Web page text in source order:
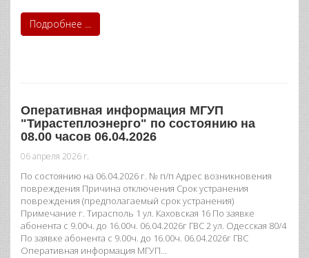
Подробнее ...
Оперативная информация МГУП
"Тирастеплоэнерго" по состоянию на
08.00 часов 06.04.2026
06 апреля 2026 г.
По состоянию на 06.04.2026 г. № п/п Адрес возникновения
повреждения Причина отключения Срок устранения
повреждения (предполагаемый срок устранения)
Примечание г. Тирасполь 1 ул. Каховская 16 По заявке
абонента с 9.00ч. до 16.00ч. 06.04.2026г ГВС 2 ул. Одесская 80/4
По заявке абонента с 9.00ч. до 16.00ч. 06.04.2026г ГВС
Оперативная информация МГУП…